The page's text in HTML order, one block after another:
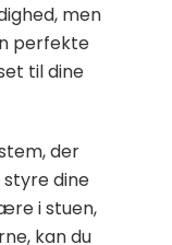
men
perfekte
til dine
der
dine
i stuen,
kan du